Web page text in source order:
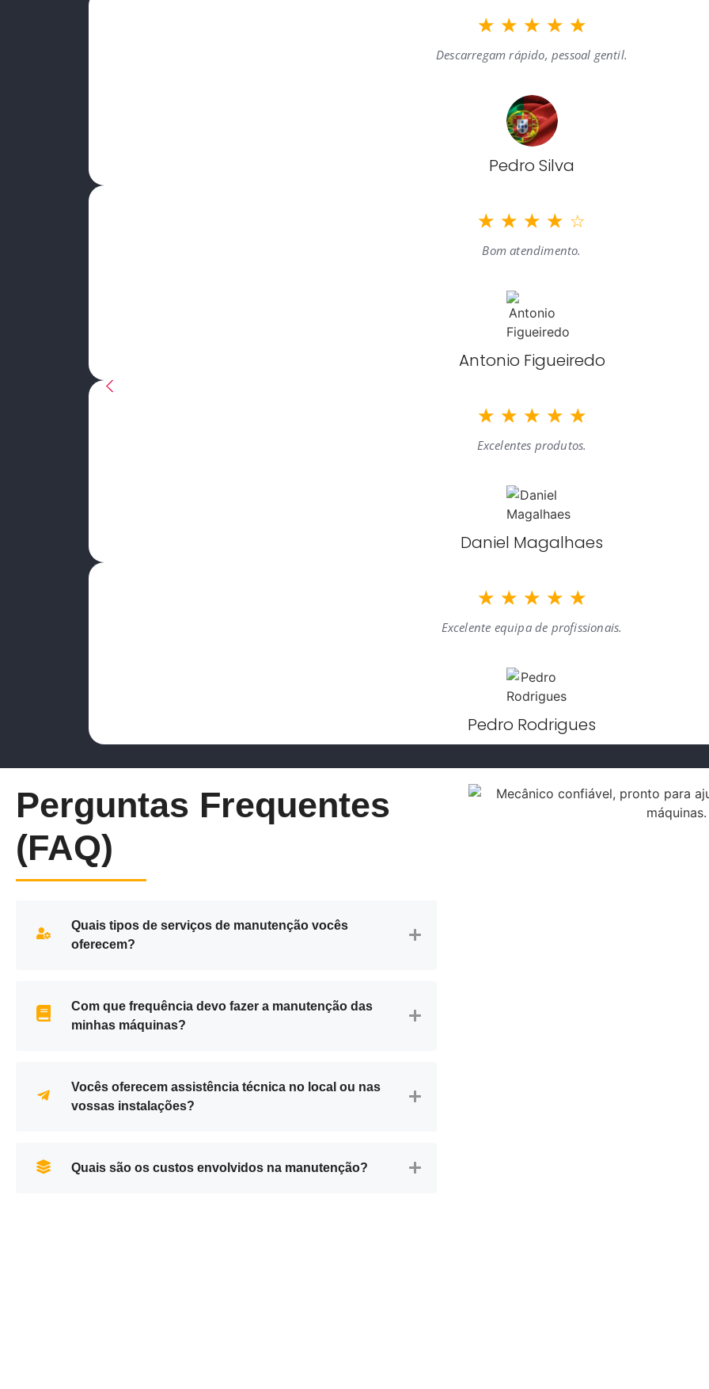
Pedro Silva
☆ ☆ ☆ ☆ ☆
Descarregam rápido, pessoal gentil.
Antonio Figueiredo
☆ ☆ ☆ ☆ ☆
Bom atendimento.
Daniel Magalhaes
☆ ☆ ☆ ☆ ☆
Excelentes produtos.
Pedro Rodrigues
☆ ☆ ☆ ☆ ☆
Excelente equipa de profissionais.
Perguntas Frequentes
(FAQ)
Quais tipos de serviços de manutenção vocês
oferecem?
Com que frequência devo fazer a manutenção das
minhas máquinas?
Vocês oferecem assistência técnica no local ou nas
vossas instalações?
Quais são os custos envolvidos na manutenção?